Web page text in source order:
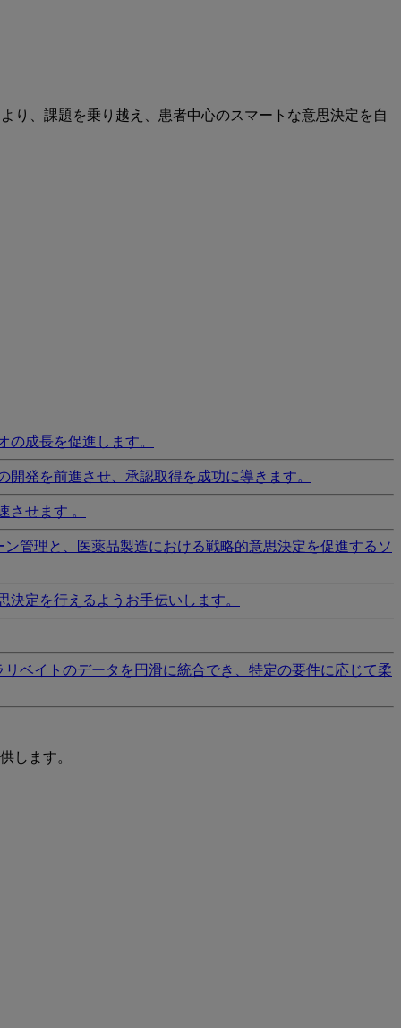
り、課題を乗り越え、患者中心のスマートな意思決定を自
成長を促進します。
発を前進させ、承認取得を成功に導きます。
せます 。
管理と、医薬品製造における戦略的意思決定を促進するソ
定を行えるようお手伝いします。
ベイトのデータを円滑に統合でき、特定の要件に応じて柔
します。